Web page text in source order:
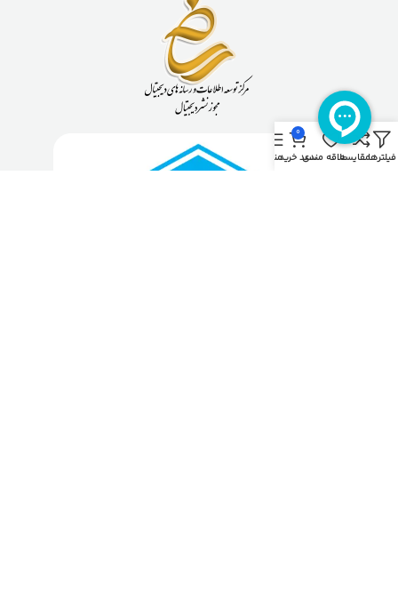
فیلترهامقایسهعلاقه مندی
0
سبد خریدمنو